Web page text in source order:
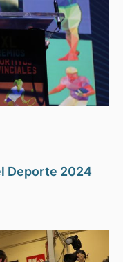
Deporte 2024